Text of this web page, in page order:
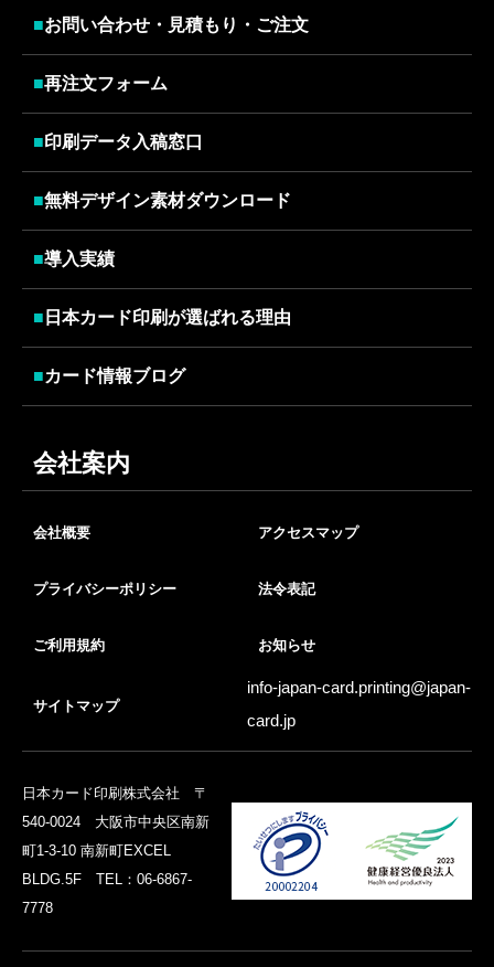
■お問い合わせ・見積もり・ご注文
■再注文フォーム
■印刷データ入稿窓口
■無料デザイン素材ダウンロード
■導入実績
■ 日本カード印刷が選ばれる理由
■カード情報ブログ
会社案内
会社概要 アクセスマップ
プライバシーポリシー 法令表記
ご利用規約 お知らせ
サイトマップ
info-japan-card.printing@japan-
card.jp
日本カード印刷株式会社 〒
540-0024 大阪市中央区南新
町1-3-10 南新町EXCEL
BLDG.5F TEL：06-6867-
7778